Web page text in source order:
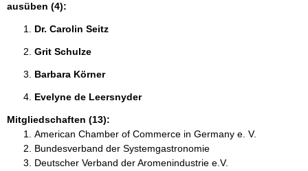
ausüben (4):
Dr. Carolin Seitz
Grit Schulze
Barbara Körner
Evelyne de Leersnyder
Mitgliedschaften (13):
American Chamber of Commerce in Germany e. V.
Bundesverband der Systemgastronomie
Deutscher Verband der Aromenindustrie e.V.